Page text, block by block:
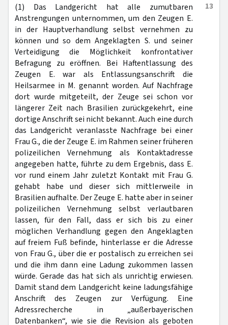
13
(1) Das Landgericht hat alle zumutbaren
Anstrengungen unternommen, um den Zeugen E.
in der Hauptverhandlung selbst vernehmen zu
können und so dem Angeklagten S. und seiner
Verteidigung die Möglichkeit konfrontativer
Befragung zu eröffnen. Bei Haftentlassung des
Zeugen E. war als Entlassungsanschrift die
Heilsarmee in M. genannt worden. Auf Nachfrage
dort wurde mitgeteilt, der Zeuge sei schon vor
längerer Zeit nach Brasilien zurückgekehrt, eine
dortige Anschrift sei nicht bekannt. Auch eine durch
das Landgericht veranlasste Nachfrage bei einer
Frau G., die der Zeuge E. im Rahmen seiner früheren
polizeilichen Vernehmung als Kontaktadresse
angegeben hatte, führte zu dem Ergebnis, dass E.
vor rund einem Jahr zuletzt Kontakt mit Frau G.
gehabt habe und dieser sich mittlerweile in
Brasilien aufhalte. Der Zeuge E. hatte aber in seiner
polizeilichen Vernehmung selbst verlautbaren
lassen, für den Fall, dass er sich bis zu einer
möglichen Verhandlung gegen den Angeklagten
auf freiem Fuß befinde, hinterlasse er die Adresse
von Frau G., über die er postalisch zu erreichen sei
und die ihm dann eine Ladung zukommen lassen
würde. Gerade das hat sich als unrichtig erwiesen.
Damit stand dem Landgericht keine ladungsfähige
Anschrift des Zeugen zur Verfügung. Eine
Adressrecherche in „außerbayerischen
Datenbanken“, wie sie die Revision als geboten